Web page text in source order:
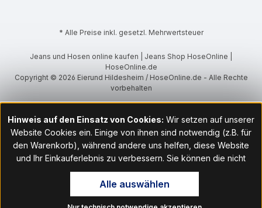
* Alle Preise inkl. gesetzl. Mehrwertsteuer
Jeans und Hosen online kaufen | Jeans Shop HoseOnline |
HoseOnline.de
Copyright © 2026 Eierund Hildesheim / HoseOnline.de - Alle Rechte
vorbehalten
Hinweis auf den Einsatz von Cookies: Wir setzen auf unserer
Website Cookies ein. Einige von ihnen sind notwendig (z.B. für
den Warenkorb), während andere uns helfen, diese Website
und Ihr Einkauferlebnis zu verbessern. Sie können die nicht
notwendigen Cookies mit Klick auf „OK“ akzeptieren oder per
Klick auf "Nur technisch notwendige akzeptieren" ablehnen. Den
Zugang zu den Cookie-Einstellungen finden Sie im Fußbereich
Alle auswählen